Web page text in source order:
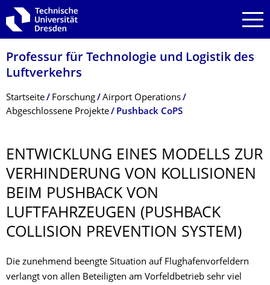
Zur Hauptnavigation springen
Zur Suche springen
Zum Inhalt springen
Professur für Technologie und Logistik des
Luftverkehrs
Breadcrumb-Menü
Startseite Forschung
Airport Operations
Abgeschlossene Projekte
Pushback CoPS
ENTWICKLUNG EINES MODELLS ZUR
VERHINDERUNG VON KOLLISIONEN
BEIM PUSHBACK VON
LUFTFAHRZEUGEN (PUSHBACK
COLLISION PREVENTION SYSTEM)
Die zunehmend beengte Situation auf Flughafenvorfeldern
verlangt von allen Beteiligten am Vorfeldbetrieb sehr viel